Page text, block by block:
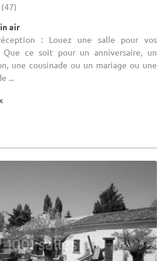
(47)
air
: Louez une salle pour vos
ce soit pour un anniversaire, un
une cousinade ou un mariage ou une
...